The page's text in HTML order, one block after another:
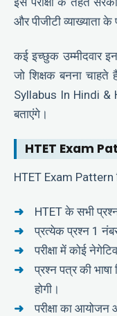
और पीजीटी व्याख्याता के
कई इच्छुक उम्मीदवार
जो शिक्षक बनना
Syllabus In Hindi &
बताएंगे।
HTET Exam
HTET Exam Pattern
HTET के सभी
प्रत्येक प्रश्न 1
परीक्षा में कोई
प्रश्न पत्र की भाषा
होगी।
परीक्षा का